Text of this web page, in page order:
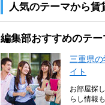
人気のテーマから賃
編集部おすすめのテー
三重県
イト
お部屋探
らし情報